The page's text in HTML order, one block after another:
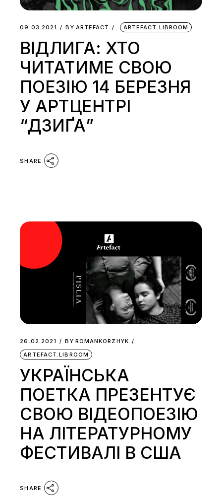
09.03.2021 BY ARTEFACT ARTEFACT.LIBROOM
ВІДЛИГА: ХТО
ЧИТАТИМЕ СВОЮ
ПОЕЗІЮ 14 БЕРЕЗНЯ
У АРТЦЕНТРІ
“ДЗИҐА”
SHARE
26.02.2021 BY ROMANKORZHYK
ARTEFACT.LIBROOM
УКРАЇНСЬКА
ПОЕТКА ПРЕЗЕНТУЄ
СВОЮ ВІДЕОПОЕЗІЮ
НА ЛІТЕРАТУРНОМУ
ФЕСТИВАЛІ В США
SHARE